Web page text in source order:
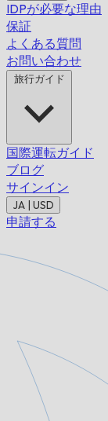
IDPが必要な理由
保証
よくある質問
お問い合わせ
旅行ガイド
国際運転ガイド
ブログ
サインイン
JA | USD
申請する